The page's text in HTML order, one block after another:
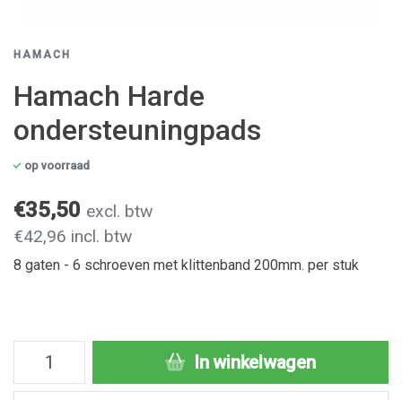
HAMACH
Hamach Harde
ondersteuningpads
op voorraad
€35,50 excl. btw
€42,96 incl. btw
8 gaten - 6 schroeven met klittenband 200mm. per stuk
In winkelwagen